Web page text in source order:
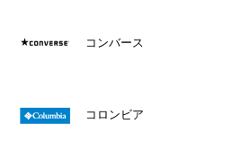
コンバース
コロンビア